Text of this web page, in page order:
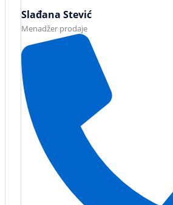
Slađana Stević
Menadžer prodaje